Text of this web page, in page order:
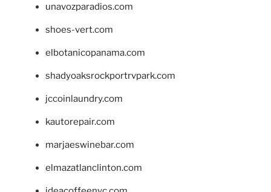
unavozparadios.com
shoes-vert.com
elbotanicopanama.com
shadyoaksrockportrvpark.com
jccoinlaundry.com
kautorepair.com
marjaeswinebar.com
elmazatlanclinton.com